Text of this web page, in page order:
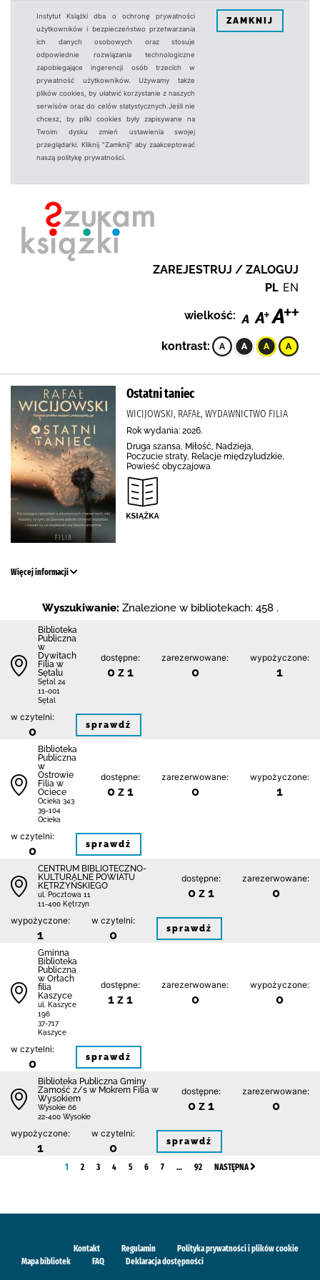
Instytut Książki dba o ochronę prywatności
użytkowników i bezpieczeństwo przetwarzania
ich danych osobowych oraz stosuje
odpowiednie rozwiązania technologiczne
zapobiegające ingerencji osób trzecich w
prywatność użytkowników. Używamy także
plików cookies, by ułatwić korzystanie z naszych
serwisów oraz do celów statystycznych.Jeśli nie
chcesz, by pliki cookies były zapisywane na
Twoim dysku zmień ustawienia swojej
przeglądarki. Kliknij "Zamknij" aby zaakceptować
naszą politykę prywatności.
ZAMKNIJ
ZAREJESTRUJ / ZALOGUJ
PL EN
wielkość:
kontrast:
Ostatni taniec
WICIJOWSKI, RAFAŁ, WYDAWNICTWO FILIA
Rok wydania: 2026.
Druga szansa, Miłość, Nadzieja,
Poczucie straty, Relacje międzyludzkie,
Powieść obyczajowa
Więcej informacji
Wyszukiwanie: Znalezione w bibliotekach: 458 .
Biblioteka
Publiczna
w
Dywitach
Filia w
Sętalu
Sętal 24
11-001
Sętal
dostępne:
0 z 1
zarezerwowane:
0
wypożyczone:
1
w czytelni:
0 sprawdź
Biblioteka
Publiczna
w
Ostrowie
Filia w
Ociece
Ocieka 343
39-104
Ocieka
dostępne:
0 z 1
zarezerwowane:
0
wypożyczone:
1
w czytelni:
0 sprawdź
CENTRUM BIBLIOTECZNO-
KULTURALNE POWIATU
KĘTRZYŃSKIEGO
ul. Pocztowa 11
11-400 Kętrzyn
dostępne:
0 z 1
zarezerwowane:
0
wypożyczone:
1
w czytelni:
0 sprawdź
Gminna
Biblioteka
Publiczna
w Orłach
filia
Kaszyce
ul. Kaszyce
196
37-717
Kaszyce
dostępne:
1 z 1
zarezerwowane:
0
wypożyczone:
0
w czytelni:
0 sprawdź
Biblio­teka Publiczna Gminy
Zamość z/s w Mokrem Filia w
Wysokiem
Wysokie 66
22-400 Wysokie
dostępne:
0 z 1
zarezerwowane:
0
wypożyczone:
1
w czytelni:
0 sprawdź
1 2 3 4 5 6 7 … 92 NASTĘPNA
Kontakt Regulamin
Polityka prywatności i plików cookie
Mapa bibliotek
FAQ Deklaracja dostępności